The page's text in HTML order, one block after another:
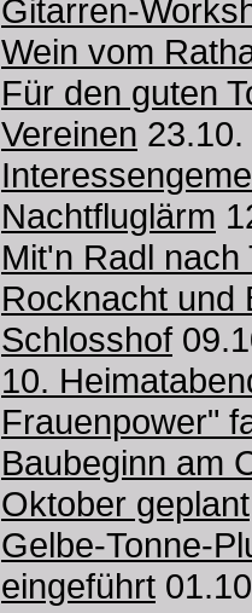
Gitarren-
Wein vom
Für den guten
Vereinen 23.10.
Nachtfluglärm
Mit'n Radl nach
Rocknacht und
Schlosshof
10.
Frauenpower"
Baubeginn am
Oktober geplant
Gelbe-Tonne-
eingeführt